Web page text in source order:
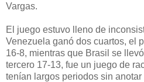
Vargas.
El juego estuvo lleno de
Venezuela ganó dos cuartos, el
16-8, mientras que Brasil se
tercero 17-13, fue un juego de
tenían largos periodos sin